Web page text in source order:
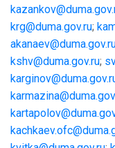
kazankov@duma.gov.
krg@duma.gov.ru;
akanaev@duma.gov.
kshv@duma.gov.ru;
karginov@duma.gov.
karmazina@duma.gov
kartapolov@duma.
kachkaev.ofc@duma.